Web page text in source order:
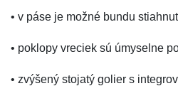
• v páse je možné bundu
• poklopy vreciek sú úmyselne
• zvýšený stojatý golier s